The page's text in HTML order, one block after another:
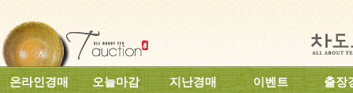
온라인경매 오늘마감 지난경매 이벤트 출장